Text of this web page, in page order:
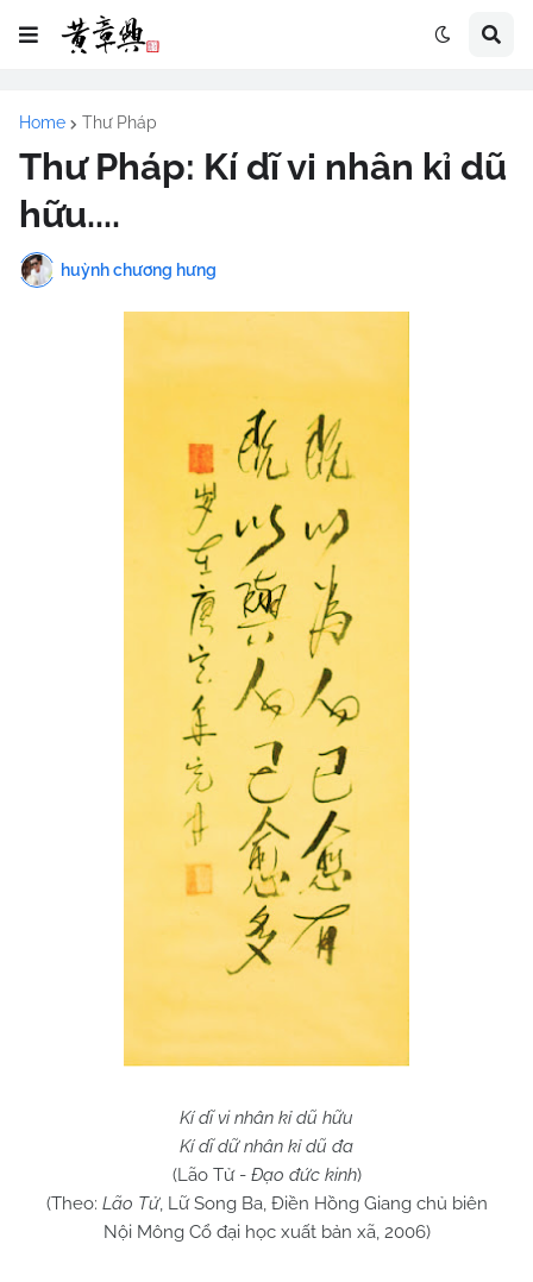
Home Thư Pháp
Thư Pháp: Kí dĩ vi nhân kỉ dũ
hữu....
huỳnh chương hưng
Kí dĩ vi nhân kỉ dũ hữu
Kí dĩ dữ nhân kỉ dũ đa
(Lão Tử - Đạo đức kinh)
(Theo: Lão Tử, Lữ Song Ba, Điền Hồng Giang chủ biên
Nội Mông Cổ đại học xuất bản xã, 2006)